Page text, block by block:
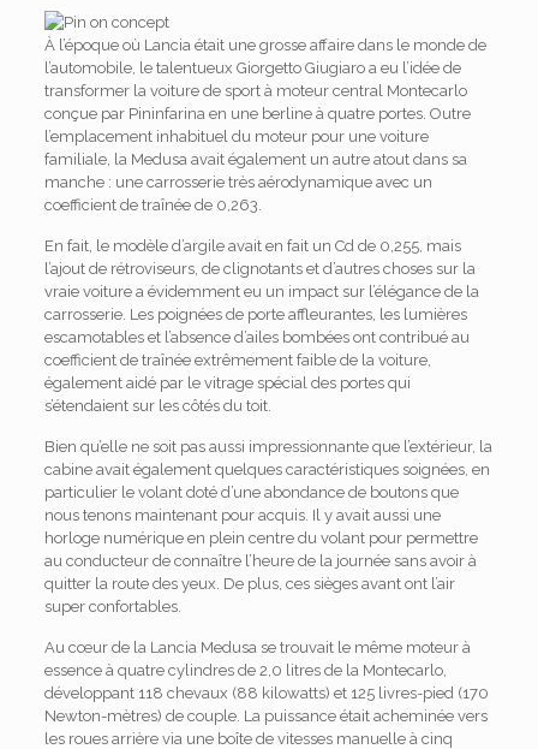
À l’époque où Lancia était une grosse affaire dans le monde de
l’automobile, le talentueux Giorgetto Giugiaro a eu l’idée de
transformer la voiture de sport à moteur central Montecarlo
conçue par Pininfarina en une berline à quatre portes. Outre
l’emplacement inhabituel du moteur pour une voiture
familiale, la Medusa avait également un autre atout dans sa
manche : une carrosserie très aérodynamique avec un
coefficient de traînée de 0,263.
En fait, le modèle d’argile avait en fait un Cd de 0,255, mais
l’ajout de rétroviseurs, de clignotants et d’autres choses sur la
vraie voiture a évidemment eu un impact sur l’élégance de la
carrosserie. Les poignées de porte affleurantes, les lumières
escamotables et l’absence d’ailes bombées ont contribué au
coefficient de traînée extrêmement faible de la voiture,
également aidé par le vitrage spécial des portes qui
s’étendaient sur les côtés du toit.
Bien qu’elle ne soit pas aussi impressionnante que l’extérieur, la
cabine avait également quelques caractéristiques soignées, en
particulier le volant doté d’une abondance de boutons que
nous tenons maintenant pour acquis. Il y avait aussi une
horloge numérique en plein centre du volant pour permettre
au conducteur de connaître l’heure de la journée sans avoir à
quitter la route des yeux. De plus, ces sièges avant ont l’air
super confortables.
Au cœur de la Lancia Medusa se trouvait le même moteur à
essence à quatre cylindres de 2,0 litres de la Montecarlo,
développant 118 chevaux (88 kilowatts) et 125 livres-pied (170
Newton-mètres) de couple. La puissance était acheminée vers
les roues arrière via une boîte de vitesses manuelle à cinq